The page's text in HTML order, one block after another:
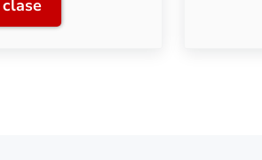
Clase 5: Reproducir un río a escala